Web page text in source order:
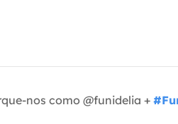
nos como @funidelia +